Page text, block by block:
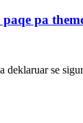
pa
deklaruar se